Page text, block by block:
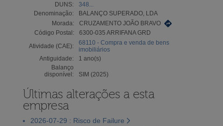
DUNS:
348...
Denominação:
BALANÇO SUPERADO, LDA
Morada:
CRUZAMENTO JOÃO BRAVO
Código Postal:
6300-035 ARRIFANA GRD
Atividade (CAE):
68110 - Compra e venda de bens
imobiliários
Antiguidade:
1 ano(s)
Balanço
disponível:
SIM (2025)
Últimas alterações a esta
empresa
2026-07-29 : Risco de Failure